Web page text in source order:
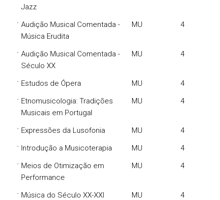
Jazz
· Audição Musical Comentada -
Música Erudita
MU 4
· Audição Musical Comentada -
Século XX
MU 4
· Estudos de Ópera MU 4
· Etnomusicologia: Tradições
Musicais em Portugal
MU 4
· Expressões da Lusofonia MU 4
· Introdução a Musicoterapia MU 4
· Meios de Otimização em
Performance
MU 4
· Música do Século XX-XXI MU 4